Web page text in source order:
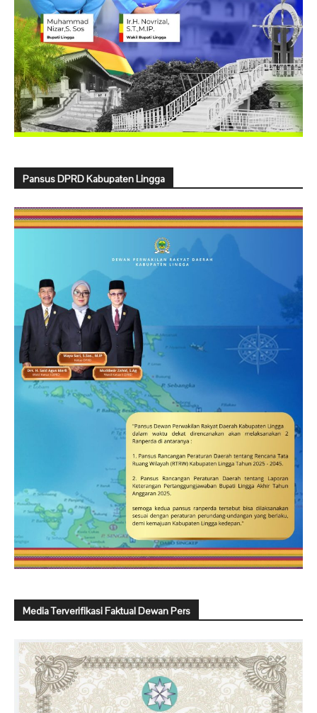
Pansus DPRD Kabupaten Lingga
Media Terverifikasi Faktual Dewan Pers